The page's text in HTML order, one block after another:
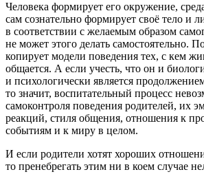
Человека формирует его окружение,
сам сознательно формирует своё тело и
в соответствии с желаемым образом
не может этого делать самостоятельно.
копирует модели поведения тех, с кем
общается. А если учесть, что он и
и психологически является
то значит, воспитательный процесс
самоконтроля поведения родителей, их
реакций, стиля общения, отношения к
событиям и к миру в целом.
И если родители хотят хороших
то пренебрегать этим ни в коем случае